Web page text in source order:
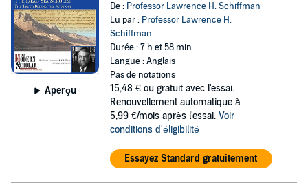
Aperçu
De : Professor Lawrence H. Schiffman
Lu par : Professor Lawrence H.
Schiffman
Durée : 7 h et 58 min
Langue : Anglais
Pas de notations
15,48 € ou gratuit avec l'essai.
Renouvellement automatique à
5,99 €/mois après l'essai. Voir
conditions d'éligibilité
Essayez Standard gratuitement